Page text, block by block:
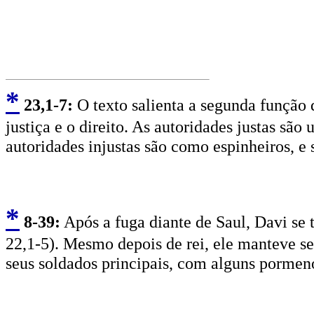
* 23,1-7: O texto salienta a segunda
justiça e o direito. As autoridades justas são
autoridades injustas são como espinheiros,
* 8-39: Após a fuga diante de Saul, Davi
22,1-5). Mesmo depois de rei, ele manteve
seus soldados principais, com alguns